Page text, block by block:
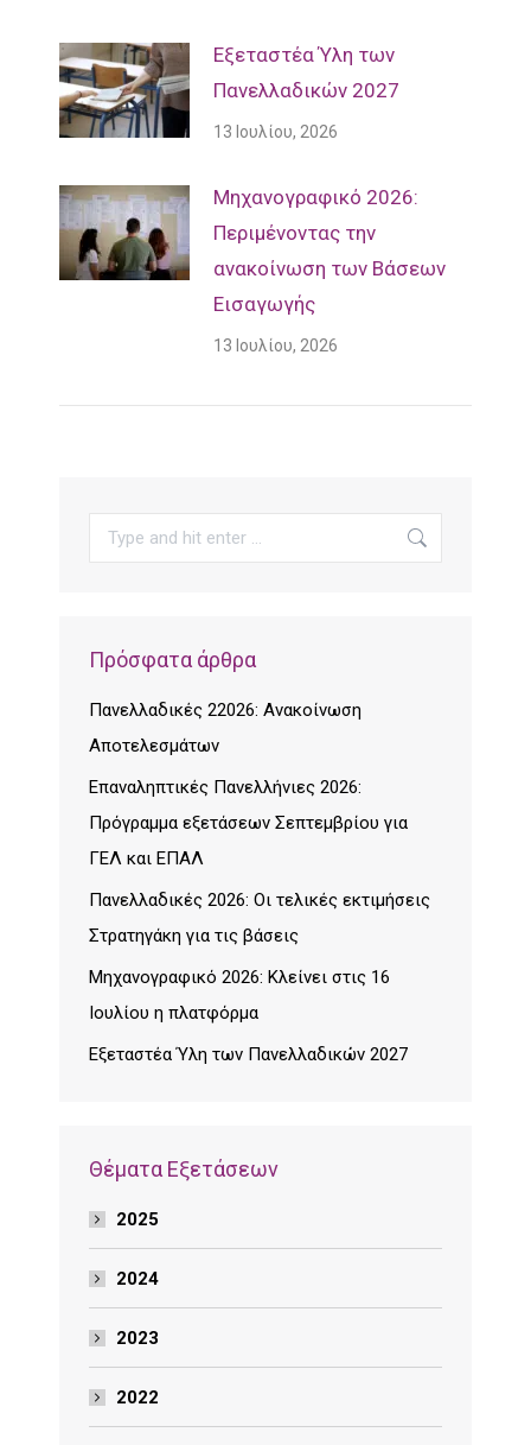
Εξεταστέα Ύλη των
Πανελλαδικών 2027
13 Ιουλίου, 2026
Mηχανογραφικό 2026:
Περιμένοντας την
ανακοίνωση των Βάσεων
Εισαγωγής
13 Ιουλίου, 2026
Search:
Πρόσφατα άρθρα
Πανελλαδικές 22026: Ανακοίνωση
Αποτελεσμάτων
Επαναληπτικές Πανελλήνιες 2026:
Πρόγραμμα εξετάσεων Σεπτεμβρίου για
ΓΕΛ και ΕΠΑΛ
Πανελλαδικές 2026: Οι τελικές εκτιμήσεις
Στρατηγάκη για τις βάσεις
Μηχανογραφικό 2026: Κλείνει στις 16
Ιουλίου η πλατφόρμα
Εξεταστέα Ύλη των Πανελλαδικών 2027
Θέματα Εξετάσεων
2025
2024
2023
2022